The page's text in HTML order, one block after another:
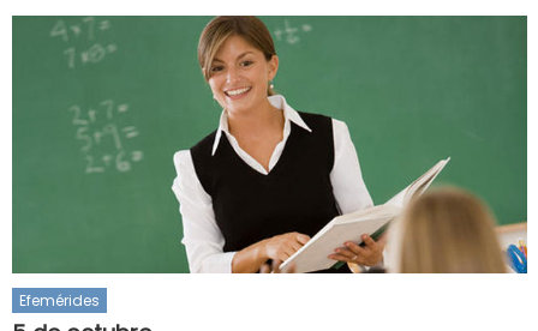
Efemérides